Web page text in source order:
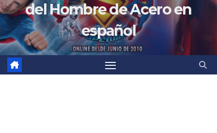
del Hombre de Acero en
español